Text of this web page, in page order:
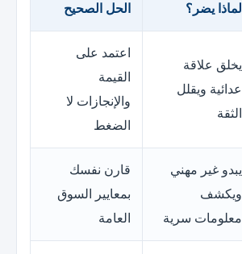
لماذا يضر؟ الحل الصحيح
يخلق علاقة
عدائية ويقلل
الثقة
اعتمد على
القيمة
والإنجازات لا
الضغط
يبدو غير مهني
ويكشف
معلومات سرية
قارن نفسك
بمعايير السوق
العامة